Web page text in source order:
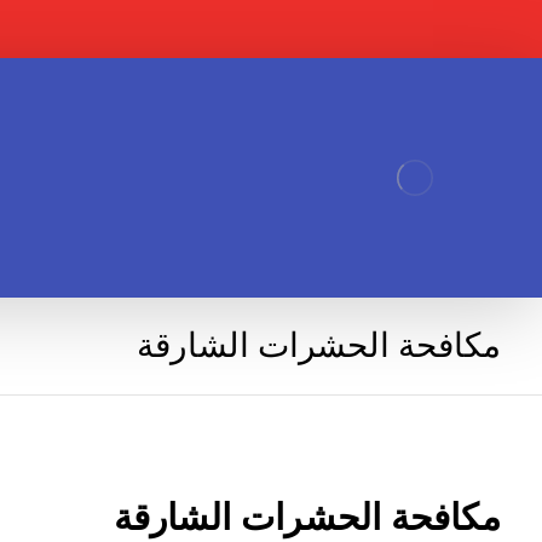
مكافحة الحشرات الشارقة
مكافحة الحشرات الشارقة